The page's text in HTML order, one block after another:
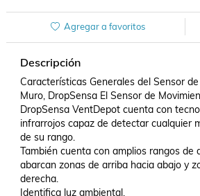
Agregar a favoritos
Descripción
Características Generales del Sensor
Muro, DropSensa El Sensor de
DropSensa VentDepot cuenta con
infrarrojos capaz de detectar cualquier
de su rango.
También cuenta con amplios rangos de
abarcan zonas de arriba hacia abajo y
derecha.
Identifica luz ambiental.